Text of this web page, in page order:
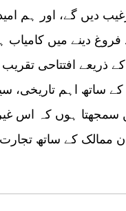
دیں گے، اور ہم
فروغ دینے میں
کے ذریعے افتتاحی
ساتھ اہم تاریخی،
ہوں کہ اس
ممالک کے ساتھ تجارت